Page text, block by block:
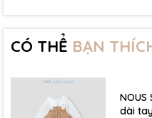
CÓ THỂ BẠN
dài